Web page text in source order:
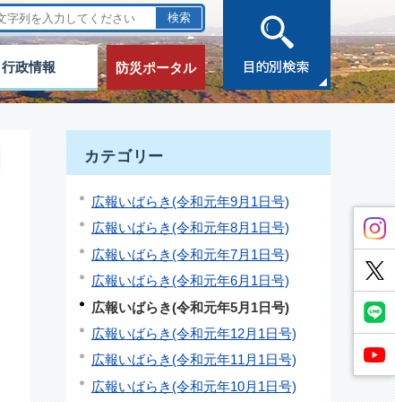
行政情報 防災ポータル
カテゴリー
広報いばらき(令和元年9月1日号)
広報いばらき(令和元年8月1日号)
広報いばらき(令和元年7月1日号)
広報いばらき(令和元年6月1日号)
広報いばらき(令和元年5月1日号)
広報いばらき(令和元年12月1日号)
広報いばらき(令和元年11月1日号)
広報いばらき(令和元年10月1日号)